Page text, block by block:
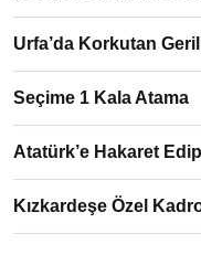
Urfa’da Korkutan
Seçime 1 Kala Atama
Atatürk’e Hakaret
Kızkardeşe Özel